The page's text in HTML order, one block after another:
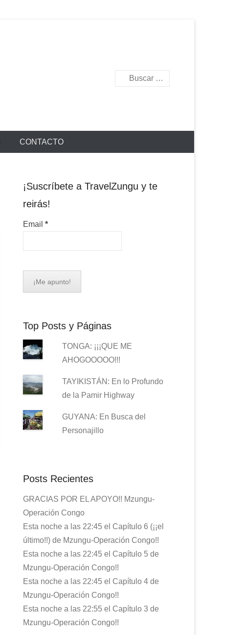
Buscar
CONTACTO
¡Suscríbete a TravelZungu y te
reirás!
Email *
Top Posts y Páginas
TONGA: ¡¡¡QUE ME
AHOGOOOOO!!!
TAYIKISTÁN: En lo Profundo
de la Pamir Highway
GUYANA: En Busca del
Personajillo
Posts Recientes
GRACIAS POR EL APOYO!! Mzungu-
Operación Congo
Esta noche a las 22:45 el Capítulo 6 (¡¡el
último!!) de Mzungu-Operación Congo!!
Esta noche a las 22:45 el Capítulo 5 de
Mzungu-Operación Congo!!
Esta noche a las 22:45 el Capítulo 4 de
Mzungu-Operación Congo!!
Esta noche a las 22:55 el Capítulo 3 de
Mzungu-Operación Congo!!